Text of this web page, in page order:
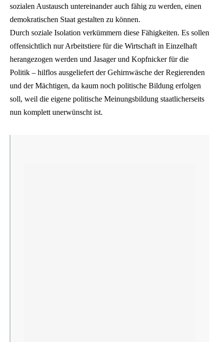
sozialen Austausch untereinander auch fähig zu werden, einen
demokratischen Staat gestalten zu können.
Durch soziale Isolation verkümmern diese Fähigkeiten. Es sollen
offensichtlich nur Arbeitstiere für die Wirtschaft in Einzelhaft
herangezogen werden und Jasager und Kopfnicker für die
Politik – hilflos ausgeliefert der Gehirnwäsche der Regierenden
und der Mächtigen, da kaum noch politische Bildung erfolgen
soll, weil die eigene politische Meinungsbildung staatlicherseits
nun komplett unerwünscht ist.